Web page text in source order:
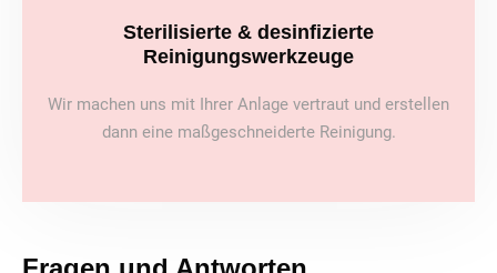
Sterilisierte & desinfizierte
Reinigungswerkzeuge
Wir machen uns mit Ihrer Anlage vertraut und erstellen
dann eine maßgeschneiderte Reinigung.